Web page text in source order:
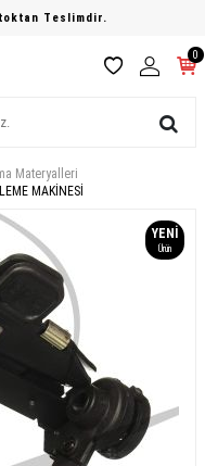
Teslimdir.
0
Materyalleri
MAKİNESİ
YENI
Ürün